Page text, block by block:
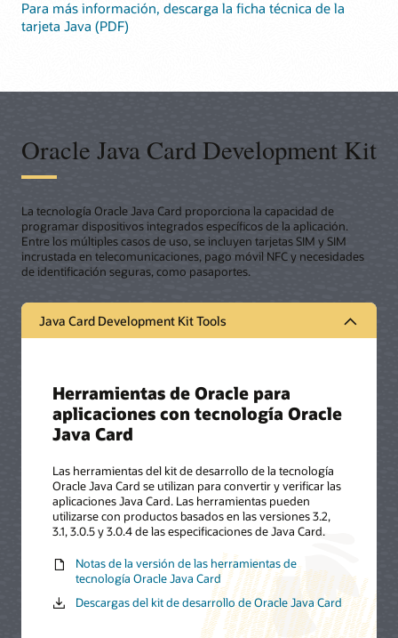
Para más información, descarga la ficha técnica de la
tarjeta Java (PDF)
Oracle Java Card Development Kit
La tecnología Oracle Java Card proporciona la capacidad de
programar dispositivos integrados específicos de la aplicación.
Entre los múltiples casos de uso, se incluyen tarjetas SIM y SIM
incrustada en telecomunicaciones, pago móvil NFC y necesidades
de identificación seguras, como pasaportes.
Java Card Development Kit Tools
Herramientas de Oracle para
aplicaciones con tecnología Oracle
Java Card
Las herramientas del kit de desarrollo de la tecnología
Oracle Java Card se utilizan para convertir y verificar las
aplicaciones Java Card. Las herramientas pueden
utilizarse con productos basados en las versiones 3.2,
3.1, 3.0.5 y 3.0.4 de las especificaciones de Java Card.
Notas de la versión de las herramientas de
tecnología Oracle Java Card
Descargas del kit de desarrollo de Oracle Java Card